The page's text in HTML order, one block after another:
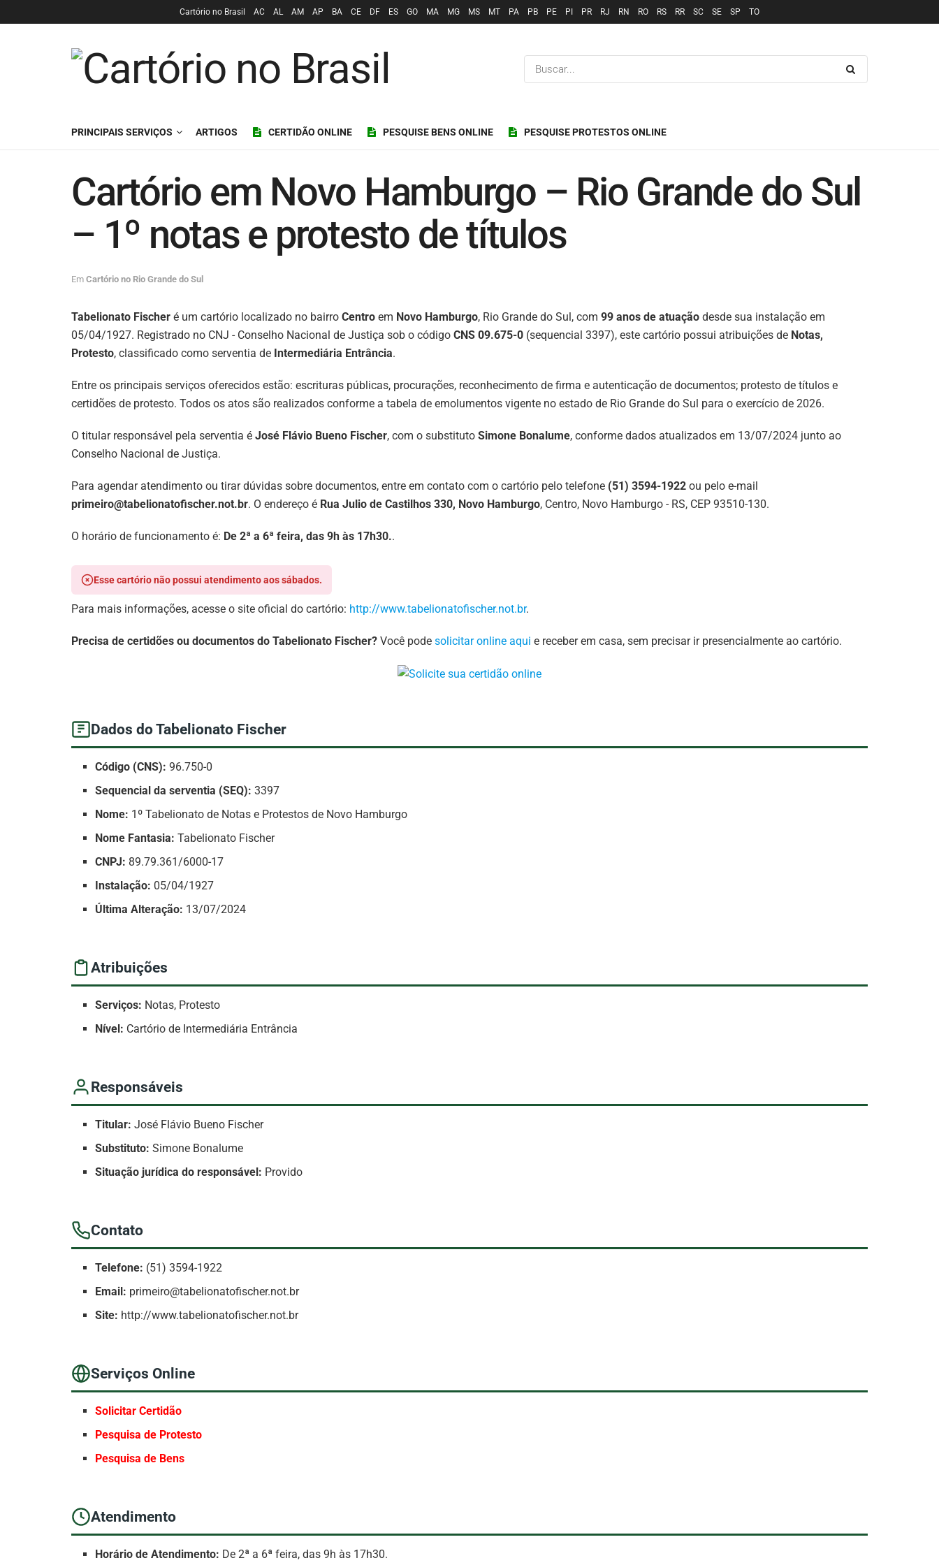
Cartório no Brasil AC AL AM AP BA CE DF ES GO MA MG MS MT PA PB PE PI PR RJ RN RO RS RR SC SE SP TO
PRINCIPAIS SERVIÇOS ARTIGOS CERTIDÃO ONLINE PESQUISE BENS ONLINE PESQUISE PROTESTOS ONLINE
Cartório em Novo Hamburgo – Rio Grande do Sul
– 1º notas e protesto de títulos
Em Cartório no Rio Grande do Sul
Tabelionato Fischer é um cartório localizado no bairro Centro em Novo Hamburgo, Rio Grande do Sul, com 99 anos de atuação desde sua instalação em
05/04/1927. Registrado no CNJ - Conselho Nacional de Justiça sob o código CNS 09.675-0 (sequencial 3397), este cartório possui atribuições de Notas,
Protesto, classificado como serventia de Intermediária Entrância.
Entre os principais serviços oferecidos estão: escrituras públicas, procurações, reconhecimento de firma e autenticação de documentos; protesto de títulos e
certidões de protesto. Todos os atos são realizados conforme a tabela de emolumentos vigente no estado de Rio Grande do Sul para o exercício de 2026.
O titular responsável pela serventia é José Flávio Bueno Fischer, com o substituto Simone Bonalume, conforme dados atualizados em 13/07/2024 junto ao
Conselho Nacional de Justiça.
Para agendar atendimento ou tirar dúvidas sobre documentos, entre em contato com o cartório pelo telefone (51) 3594-1922 ou pelo e-mail
primeiro@tabelionatofischer.not.br. O endereço é Rua Julio de Castilhos 330, Novo Hamburgo, Centro, Novo Hamburgo - RS, CEP 93510-130.
O horário de funcionamento é: De 2ª a 6ª feira, das 9h às 17h30..
Esse cartório não possui atendimento aos sábados.
Para mais informações, acesse o site oficial do cartório: http://www.tabelionatofischer.not.br.
Precisa de certidões ou documentos do Tabelionato Fischer? Você pode solicitar online aqui e receber em casa, sem precisar ir presencialmente ao cartório.
Dados do Tabelionato Fischer
Código (CNS): 96.750-0
Sequencial da serventia (SEQ): 3397
Nome: 1º Tabelionato de Notas e Protestos de Novo Hamburgo
Nome Fantasia: Tabelionato Fischer
CNPJ: 89.79.361/6000-17
Instalação: 05/04/1927
Última Alteração: 13/07/2024
Atribuições
Serviços: Notas, Protesto
Nível: Cartório de Intermediária Entrância
Responsáveis
Titular: José Flávio Bueno Fischer
Substituto: Simone Bonalume
Situação jurídica do responsável: Provido
Contato
Telefone: (51) 3594-1922
Email: primeiro@tabelionatofischer.not.br
Site: http://www.tabelionatofischer.not.br
Serviços Online
Solicitar Certidão
Pesquisa de Protesto
Pesquisa de Bens
Atendimento
Horário de Atendimento: De 2ª a 6ª feira, das 9h às 17h30.